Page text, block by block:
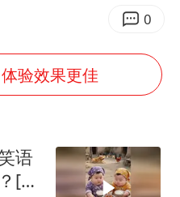
陕西省委书记赶赴柞水县杏坪镇
女孩摆摊卖菌子时收到北大通知书
“青海拉面”店
广岛核爆81周年央视播《奥本海默》
人“花钱干农活”
0
验效果更佳
语
[捂